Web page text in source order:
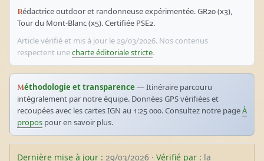
Rédactrice outdoor et randonneuse expérimentée. GR20 (x3),
Tour du Mont-Blanc (x5). Certifiée PSE2.
Article vérifié et mis à jour le 29/03/2026. Nos contenus
respectent unecharte éditoriale stricte.
Méthodologie et transparence — Itinéraire parcouru
intégralement par notre équipe. Données GPS vérifiées et
recoupées avec les cartes IGN au 1:25 000. Consultez notre pageÀ
propos pour en savoir plus.
Dernière mise à jour : 29/03/2026 · Vérifié par : la